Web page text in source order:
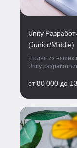
Unity
(Junior/Middle)
В одно из наших
Unity
от 80 000 до